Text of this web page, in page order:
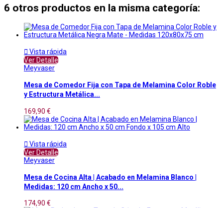
6 otros productos en la misma categoría:
 Vista rápida
Ver Detalle
Meyvaser
Mesa de Comedor Fija con Tapa de Melamina Color Roble
y Estructura Metálica...
169,90 €
 Vista rápida
Ver Detalle
Meyvaser
Mesa de Cocina Alta | Acabado en Melamina Blanco |
Medidas: 120 cm Ancho x 50...
174,90 €